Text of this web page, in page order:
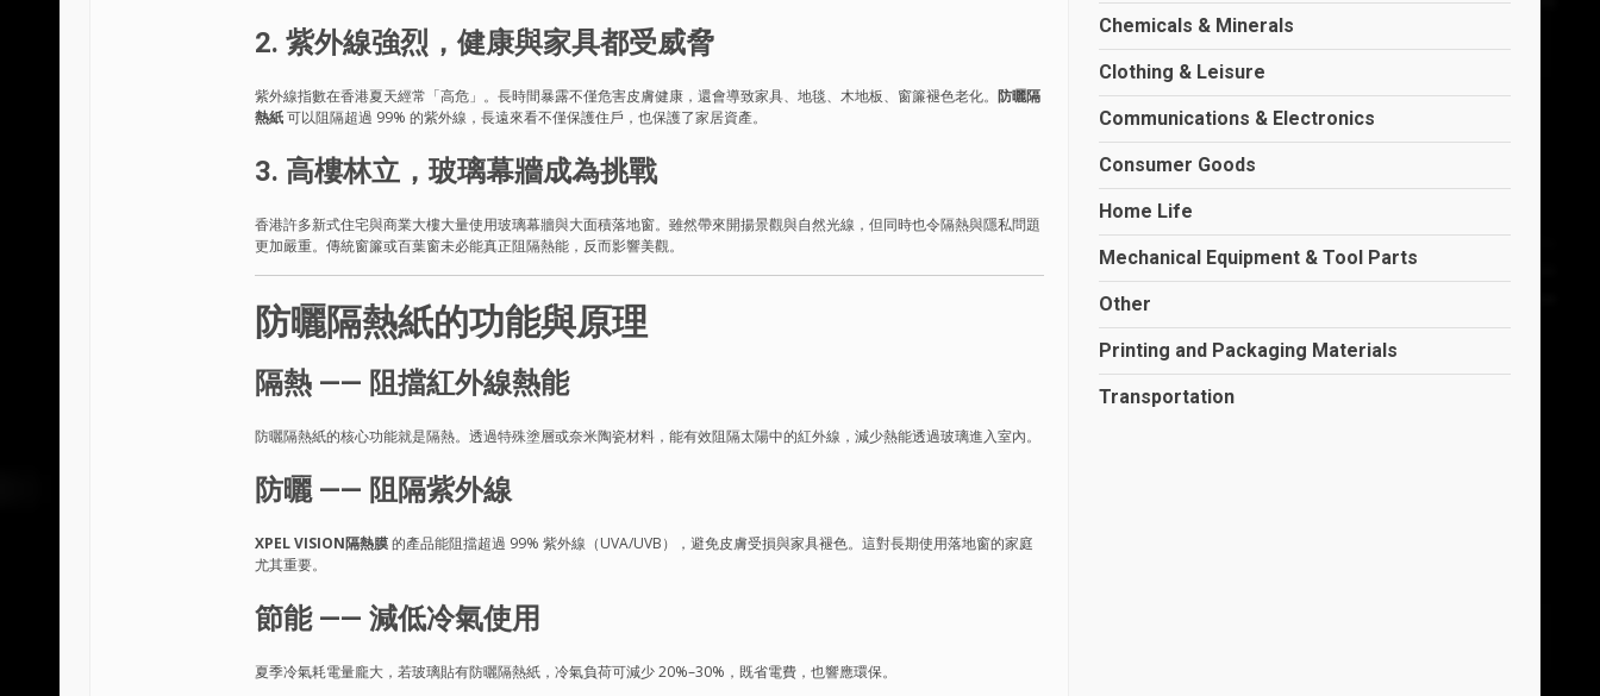
2. 紫外線強烈，健康與家具都受威脅
紫外線指數在香港夏天經常「高危」。長時間暴露不僅危害皮膚健康，還會導致家具、地毯、木地板、窗簾褪色老化。 防曬隔
熱紙可以阻隔超過 99% 的紫外線，長遠來看不僅保護住戶，也保護了家居資產。
3. 高樓林立，玻璃幕牆成為挑戰
香港許多新式住宅與商業大樓大量使用玻璃幕牆與大面積落地窗。雖然帶來開揚景觀與自然光線，但同時也令隔熱與隱私問題
更加嚴重。傳統窗簾或百葉窗未必能真正阻隔熱能，反而影響美觀。
防曬隔熱紙的功能與原理
隔熱 —— 阻擋紅外線熱能
防曬隔熱紙的核心功能就是隔熱。透過特殊塗層或奈米陶瓷材料，能有效阻隔太陽中的紅外線，減少熱能透過玻璃進入室內。
防曬 —— 阻隔紫外線
XPEL VISION隔熱膜的產品能阻擋超過 99% 紫外線（UVA/UVB），避免皮膚受損與家具褪色。這對長期使用落地窗的家庭
尤其重要。
節能 —— 減低冷氣使用
夏季冷氣耗電量龐大，若玻璃貼有防曬隔熱紙，冷氣負荷可減少 20%–30%，既省電費，也響應環保。
Chemicals & Minerals
Clothing & Leisure
Communications & Electronics
Consumer Goods
Home Life
Mechanical Equipment & Tool Parts
Other
Printing and Packaging Materials
Transportation